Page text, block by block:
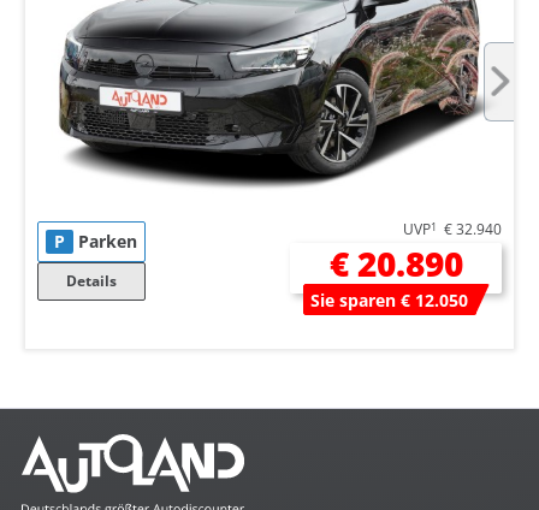
P Parken
Details
UVP1 € 32.940
€ 20.890
Sie sparen € 12.050